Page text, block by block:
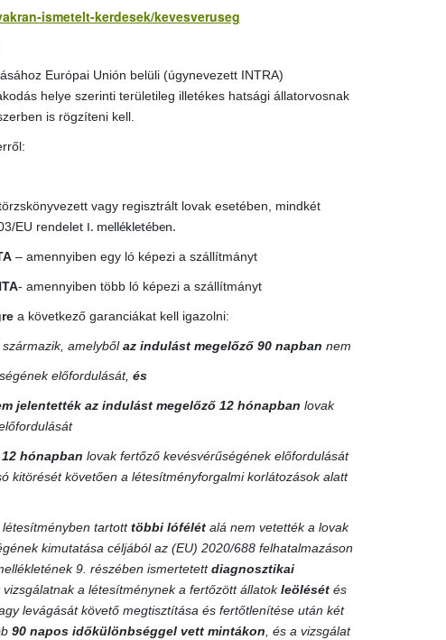
ismetelt-kerdesek/kevesveruseg
Európai Unión belüli (úgynevezett INTRA)
helye szerinti területileg illetékes hatsági állatorvosnak
is rögzíteni kell.
vagy regisztrált lovak esetében, mindkét
EU rendelet I. mellékletében.
– amennyiben egy ló képezi a szállítmányt
- amennyiben több ló képezi a szállítmányt
a következő garanciákat kell igazolni:
amelybőlaz indulást megelőző 90 napban nem
előfordulását, és
jelentették az indulást megelőző 12 hónapban lovak
12 hónapban lovak fertőző kevésvérűségének előfordulását
kitörését követően a létesítményforgalmi korlátozások alatt
tartotttöbbi lófélétalá nem vetették a lovak
kimutatása céljából az (EU) 2020/688 felhatalmazáson
9. részében ismertetettdiagnosztikai
a létesítménynek a fertőzött állatokleölésétés
levágását követő megtisztítása és fertőtlenítése után két
90 napos időkülönbséggel vett mintákon, és a vizsgálat